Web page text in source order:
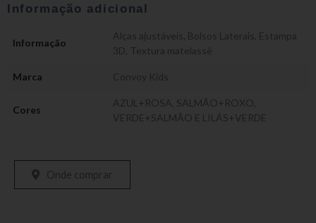
Informação adicional
Informação
Alças ajustáveis Bolsos Laterais Estampa
3D Textura matelassê
Marca Convoy Kids
Cores
AZUL+ROSA, SALMÃO+ROXO,
VERDE+SALMÃO E LILÁS+VERDE
Onde comprar